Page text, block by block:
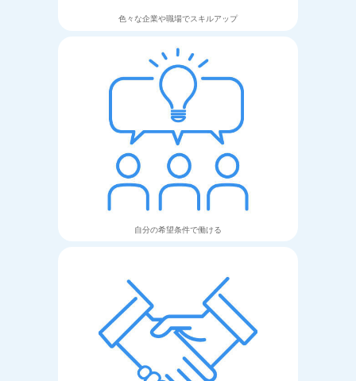
色々な企業や職場でスキルアップ
自分の希望条件で働ける